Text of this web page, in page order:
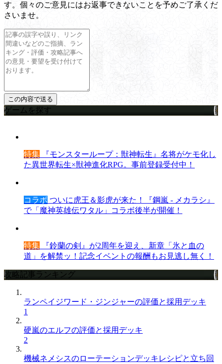
す。個々のご意見にはお返事できないことを予めご了承くだ
さいませ。
ゲームを探す
特集 『モンスターループ：獣神転生』名将がケモ化し
た異世界転生×獣神進化RPG。事前登録受付中！
コラボ ついに虎王＆影虎が来た！『鋼嵐 - メカラシ』
で「魔神英雄伝ワタル」コラボ後半が開催！
特集 『鈴蘭の剣』が2周年を迎え、新章「氷と血の
道」を解禁ッ！記念イベントの報酬もお見逃し無く！
攻略記事ランキング
ランペイジワード・ジンジャーの評価と採用デッキ
1
硬嵐のエルフの評価と採用デッキ
2
機械ネメシスのローテーションデッキレシピと立ち回